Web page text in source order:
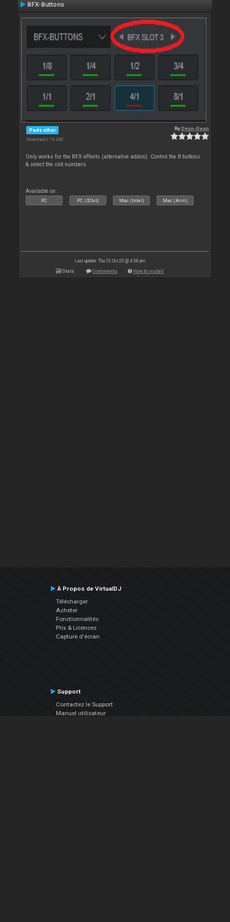
BFX-Buttons
Pads other
Downloads: 19 440
ByDeun-Deun
Only works for the BFX effects (alternative addon). Control the 8 buttons
& select the slot numbers
Available on :
PC PC (32bit) Mac (Intel) Mac (Arm)
Last update: Thu 15 Oct 20 @ 4:38 pm
Stats Comments How to install
À Propos de VirtualDJ
Télécharger
Acheter
Fonctionnalités
Prix & Licences
Capture d'écran
Support
Contactez le Support
Manuel utilisateur